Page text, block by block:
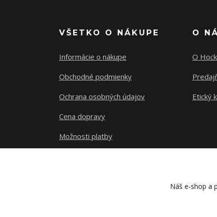
VŠETKO O NÁKUPE
Informácie o nákupe
Obchodné podmienky
Ochrana osobných údajov
Cena dopravy
Možnosti platby
O
O
Etický
Náš e-shop a